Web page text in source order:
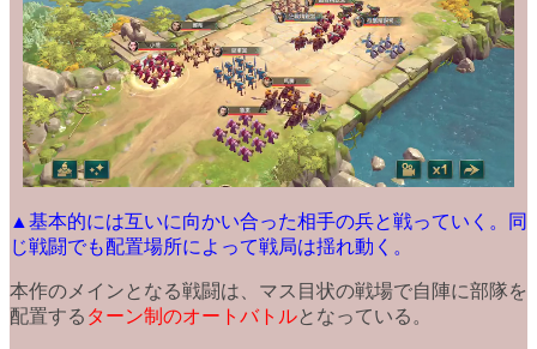
▲基本的には互いに向かい合った相手の兵と戦っていく。同
じ戦闘でも配置場所によって戦局は揺れ動く。
本作のメインとなる戦闘は、 マス目状の戦場で自陣に部隊を
配置する ターン制のオートバトルとなっている。